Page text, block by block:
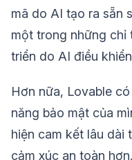
mã do AI tạo ra sẵn
một trong những chỉ
triển do AI điều
Hơn nữa, Lovable
năng bảo mật của
hiện cam kết lâu dài
cảm xúc an toàn